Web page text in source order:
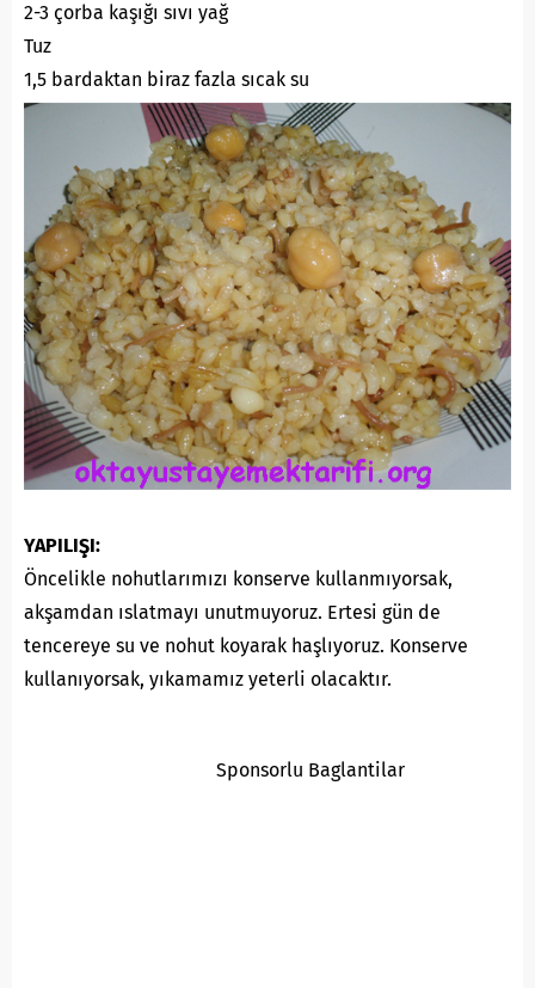
2-3 çorba kaşığı sıvı yağ
Tuz
1,5 bardaktan biraz fazla sıcak su
YAPILIŞI:
Öncelikle nohutlarımızı konserve kullanmıyorsak,
akşamdan ıslatmayı unutmuyoruz. Ertesi gün de
tencereye su ve nohut koyarak haşlıyoruz. Konserve
kullanıyorsak, yıkamamız yeterli olacaktır.
Sponsorlu Baglantilar